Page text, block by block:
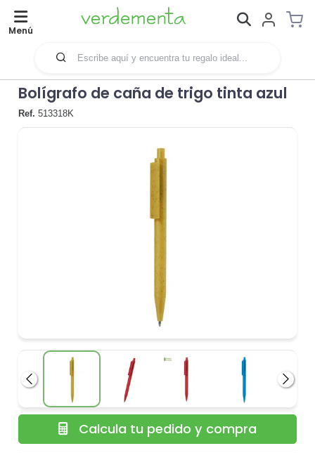
Menú
Bolígrafo de caña de trigo tinta azul
Ref. 513318K
Anterior
Calcula tu pedido y compra